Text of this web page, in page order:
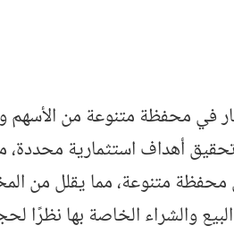
في محفظة متنوعة من الأسهم
أهداف استثمارية محددة،
متنوعة، مما يقلل من
والشراء الخاصة بها نظرًا